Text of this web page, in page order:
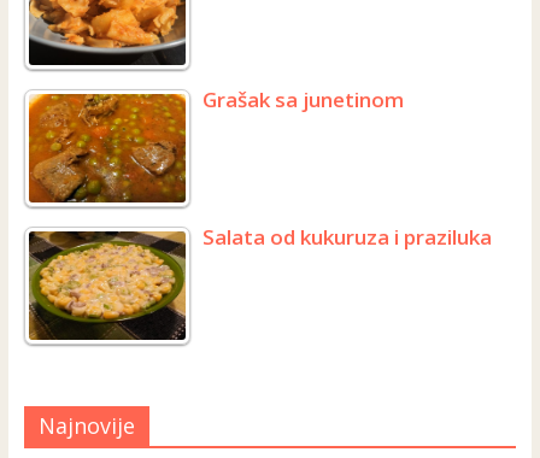
Grašak sa junetinom
Salata od kukuruza i praziluka
Najnovije